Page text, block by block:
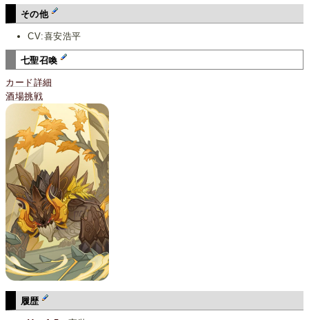
その他
CV:喜安浩平
七聖召喚
カード詳細
酒場挑戦
履歴